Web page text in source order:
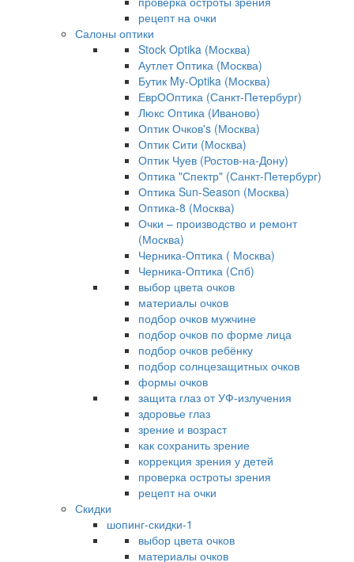
рецепт на очки
Салоны оптики
Stock Optika (Москва)
Аутлет Оптика (Москва)
Бутик My-Optika (Москва)
ЕврООптика (Санкт-Петербург)
Люкс Оптика (Иваново)
Оптик Очков's (Москва)
Оптик Сити (Москва)
Оптик Чуев (Ростов-на-Дону)
Оптика "Спектр" (Санкт-Петербург)
Оптика Sun-Season (Москва)
Оптика-8 (Москва)
Очки – производство и ремонт
(Москва)
Черника-Оптика ( Москва)
Черника-Оптика (Спб)
выбор цвета очков
материалы очков
подбор очков мужчине
подбор очков по форме лица
подбор очков ребёнку
подбор солнцезащитных очков
формы очков
защита глаз от УФ-излучения
здоровье глаз
зрение и возраст
как сохранить зрение
коррекция зрения у детей
проверка остроты зрения
рецепт на очки
Скидки
шопинг-скидки-1
выбор цвета очков
материалы очков